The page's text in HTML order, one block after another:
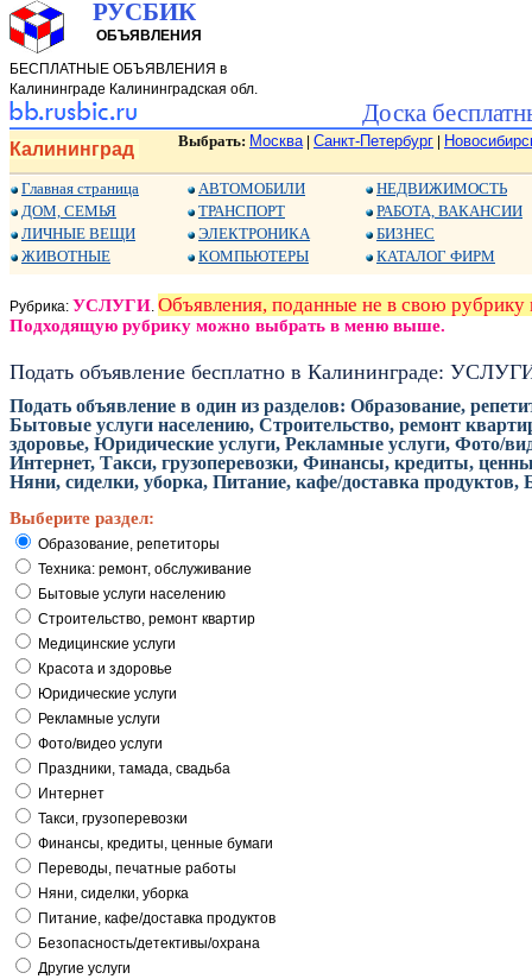
РУСБИК
ОБЪЯВЛЕНИЯ
БЕСПЛАТНЫЕ ОБЪЯВЛЕНИЯ в
Калининграде Калининградская обл.
Доска
Калининград Выбрать: Москва| Санкт-Петербург
Главная страница
ДОМ, СЕМЬЯ
ЛИЧНЫЕ ВЕЩИ
ЖИВОТНЫЕ
АВТОМОБИЛИ
ТРАНСПОРТ
ЭЛЕКТРОНИКА
КОМПЬЮТЕРЫ
НЕДВИЖИМОСТЬ
РАБОТА, ВАКАНСИИ
БИЗНЕС
КАТАЛОГ ФИРМ
Рубрика: УСЛУГИ. Объявления, поданные не в свою
Подходящую рубрику можно выбрать в меню выше.
Подать объявление бесплатно в Калининграде:
Подать объявление в один из разделов: Образование,
Бытовые услуги населению, Строительство, ремонт
здоровье, Юридические услуги, Рекламные услуги, Фото/
Интернет, Такси, грузоперевозки, Финансы, кредиты,
Няни, сиделки, уборка, Питание, кафе/доставка продуктов,
Выберите раздел:
Образование, репетиторы
Техника: ремонт, обслуживание
Бытовые услуги населению
Строительство, ремонт квартир
Медицинские услуги
Красота и здоровье
Юридические услуги
Рекламные услуги
Фото/видео услуги
Праздники, тамада, свадьба
Интернет
Такси, грузоперевозки
Финансы, кредиты, ценные бумаги
Переводы, печатные работы
Няни, сиделки, уборка
Питание, кафе/доставка продуктов
Безопасность/детективы/охрана
Другие услуги